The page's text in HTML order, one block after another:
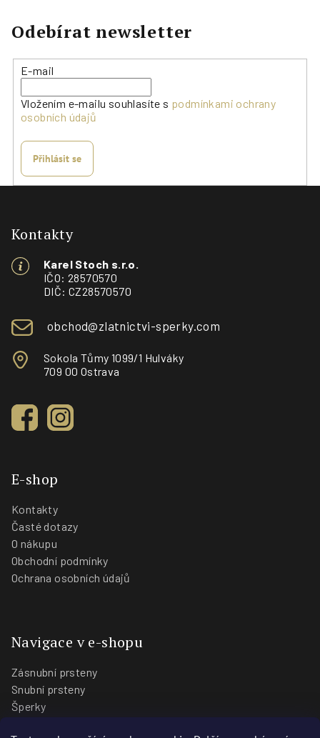
Odebírat newsletter
E-mail
Vložením e-mailu souhlasíte s podmínkami ochrany
osobních údajů
Přihlásit se
Kontakty
Karel Stoch s.r.o.
IČO: 28570570
DIČ: CZ28570570
obchod@zlatnictvi-sperky.com
Sokola Tůmy 1099/1 Hulváky
709 00 Ostrava
E-shop
Kontakty
Časté dotazy
O nákupu
Obchodní podmínky
Ochrana osobních údajů
Navigace v e-shopu
Zásnubní prsteny
Snubní prsteny
Šperky